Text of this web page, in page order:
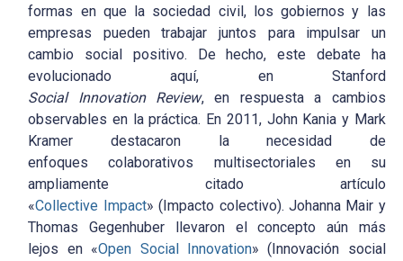
formas en que la sociedad civil, los gobiernos y las
empresas pueden trabajar juntos para impulsar un
cambio social positivo. De hecho, este debate ha
evolucionado aquí, en Stanford
Social Innovation Review, en respuesta a cambios
observables en la práctica. En 2011, John Kania y Mark
Kramer destacaron la necesidad de
enfoques colaborativos multisectoriales en su
ampliamente citado artículo
«Collective Impact» (Impacto colectivo). Johanna Mair y
Thomas Gegenhuber llevaron el concepto aún más
lejos en «Open Social Innovation» (Innovación social